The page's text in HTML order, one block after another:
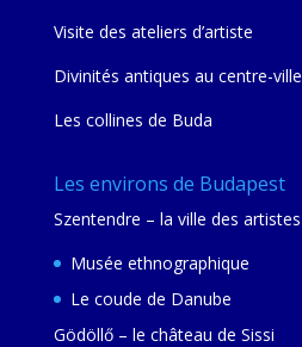
Visite des ateliers d’artiste
Divinités antiques au centre-ville
Les collines de Buda
Les environs de Budapest
Szentendre – la ville des artistes
Musée ethnographique
Le coude de Danube
Gödöllő – le château de Sissi